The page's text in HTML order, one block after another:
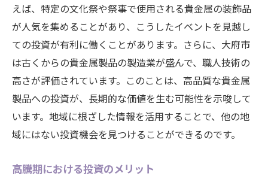
えば、特定の文化祭や祭事で使用される貴金属の装飾品
が人気を集めることがあり、こうしたイベントを見越し
ての投資が有利に働くことがあります。さらに、大府市
は古くからの貴金属製品の製造業が盛んで、職人技術の
高さが評価されています。このことは、高品質な貴金属
製品への投資が、長期的な価値を生む可能性を示唆して
います。地域に根ざした情報を活用することで、他の地
域にはない投資機会を見つけることができるのです。
高騰期における投資のメリット